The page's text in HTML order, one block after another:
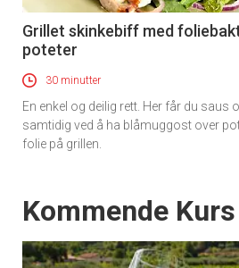
Grillet skinkebiff med
poteter
30 minutter
En enkel og deilig rett. Her får du saus
samtidig ved å ha blåmuggost over
folie på grillen.
Events
Kommende Kurs